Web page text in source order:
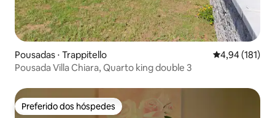
Pousadas ⋅ Trappitello 4,94 de uma
4,94 (181)
Pousada Villa Chiara, Quarto king double 3
Preferido dos hóspedes
Preferido dos hóspedes